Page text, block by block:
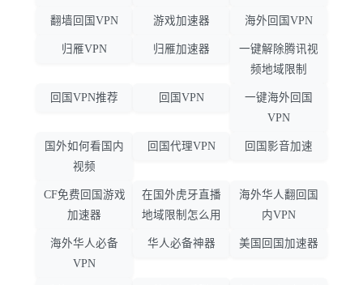
翻墙回国VPN 游戏加速器 海外回国VPN
归雁VPN 归雁加速器
一键解除腾讯视
频地域限制
回国VPN推荐 回国VPN
一键海外回国
VPN
国外如何看国内
视频
回国代理VPN 回国影音加速
CF免费回国游戏
加速器
在国外虎牙直播
地域限制怎么用
海外华人翻回国
内VPN
海外华人必备
VPN
华人必备神器 美国回国加速器